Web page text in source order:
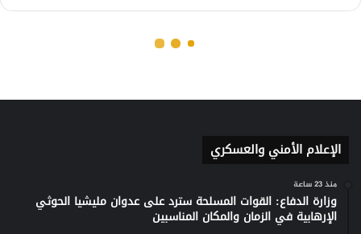
الإعلام الأمني والعسكري
منذ 23 ساعة
وزارة الدفاع: القوات المسلحة سترد على عدوان مليشيا الحوثي
الإرهابية في الزمان والمكان المناسبين